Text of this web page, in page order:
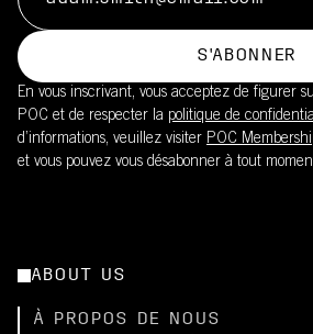
S'ABONNER
En vous inscrivant, vous acceptez de figurer
POC et de respecter la politique de
d’informations, veuillez visiter POC
et vous pouvez vous désabonner à tout
ABOUT US
À PROPOS DE NOUS